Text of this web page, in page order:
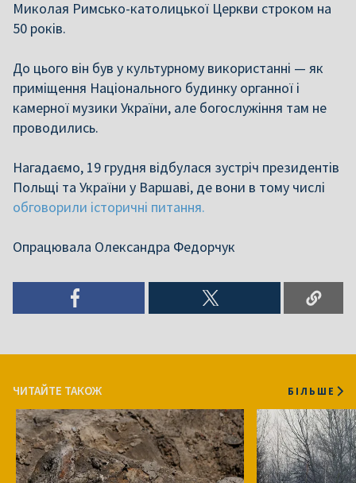
Миколая Римсько-католицької Церкви строком на
50 років.
До цього він був у культурному використанні — як
приміщення Національного будинку органної і
камерної музики України, але богослужіння там не
проводились.
Нагадаємо, 19 грудня відбулася зустріч президентів
Польщі та України у Варшаві, де вони в тому числі
обговорили історичні питання.
Опрацювала Олександра Федорчук
ЧИТАЙТЕ ТАКОЖ БІЛЬШЕ